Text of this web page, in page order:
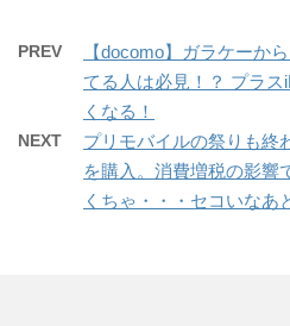
PREV
【docomo】ガラケーか
てる人は必見！？ プラ
くなる！
NEXT
プリモバイルの祭りも終
を購入。消費増税の影響
くちゃ・・・セコいなあ